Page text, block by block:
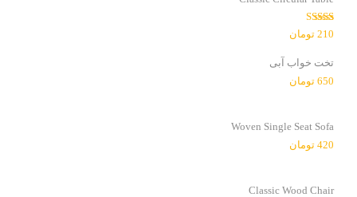
امتیاز
از
210 تومان
تخت خواب آبی
650 تومان
Woven Single Seat Sofa
420 تومان
Classic Wood Chair